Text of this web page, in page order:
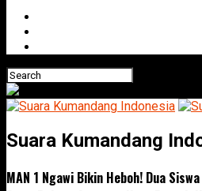
Suara Kumandang
MAN 1 Ngawi Bikin Heboh! Dua